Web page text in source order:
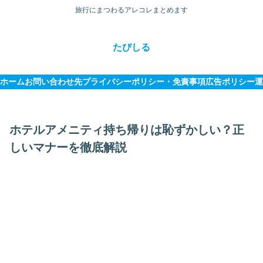
旅行にまつわるアレコレまとめます
たびしる
ホームお問い合わせ先プライバシーポリシー・免責事項広告ポリシー
ホテルアメニティ持ち帰りは恥ずかしい？正
しいマナーを徹底解説